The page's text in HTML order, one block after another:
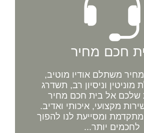
חכם מחיר
משתלם אודיו מוטיב,
וניסיון רב, תשדרג
שלכם אל בית חכם מחיר
מקצועי, איכותי ואדיב.
מתקדמת ומסייעת לנו להפוך
לחכמים יותר...